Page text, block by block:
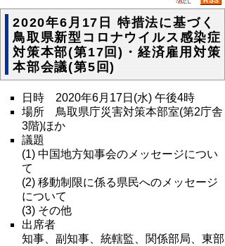
2020年6月17日 特措法に基づく
鳥取県新型コロナウイルス感染症
対策本部(第17回)・経済雇用対策
本部会議(第5回)
日時 2020年6月17日(水) 午後4時
場所 鳥取県庁災害対策本部室(第2庁舎
3階)ほか
議題
(1) 中国地方知事会のメッセージについ
て
(2) 移動制限に係る県民へのメッセージ
について
(3) その他
出席者
知事、副知事、統轄監、関係部局、東部